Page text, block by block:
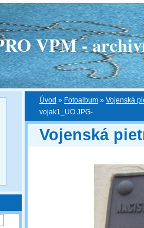
VPM -
Úvod » Fotoalbum » Vojenská
vojak1_UO.JPG-
Vojenská